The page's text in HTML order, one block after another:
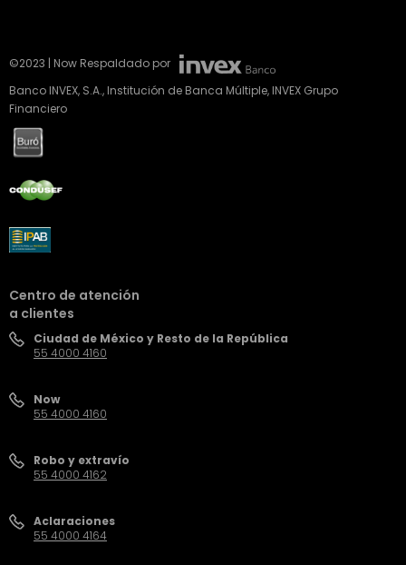
©2023 | Now Respaldado por
Banco INVEX, S.A., Institución de Banca Múltiple, INVEX Grupo
Financiero
Centro de atención
a clientes
Ciudad de México y Resto de la República
55 4000 4160
Now
55 4000 4160
Robo y extravío
55 4000 4162
Aclaraciones
55 4000 4164